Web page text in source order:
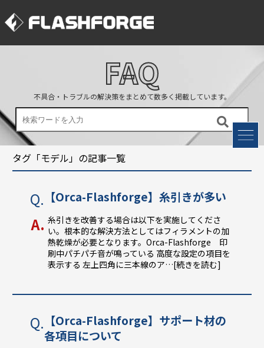
FAQ
不具合・トラブルの解決策をまとめて数多く掲載しています。
タグ「モデル」の記事一覧
【Orca-Flashforge】糸引きが多い
糸引きを改善する場合は以下を実施してくださ
い。根本的な解決方法としてはフィラメントの加
熱乾燥が必要となります。Orca-Flashforge 印
刷中パチパチ音が鳴っている 高度な設定の項目を
表示する 左上四角に三本線のア…[続きを読む]
【Orca-Flashforge】サポート材の
各項目について